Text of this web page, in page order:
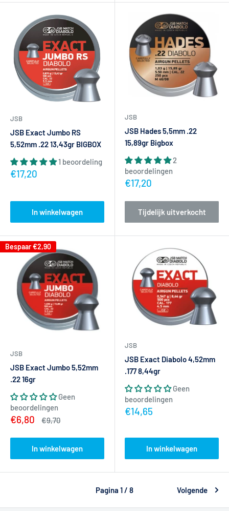
JSB
JSB Exact Jumbo RS
5,52mm .22 13,43gr BIGBOX
1 beoordeling
Actieprijs
€17,20
In winkelwagen
JSB
JSB Hades 5,5mm .22
15,89gr Bigbox
2
beoordelingen
Actieprijs
€17,20
Tijdelijk uitverkocht
Bespaar€2,90
JSB
JSB Exact Jumbo 5,52mm
.22 16gr
Geen
beoordelingen
Actieprijs
€6,80
Normale
€9,70
In winkelwagen
JSB
JSB Exact Diabolo 4,52mm
.177 8,44gr
Geen
beoordelingen
Actieprijs
€14,65
In winkelwagen
Pagina 1 / 8 Volgende